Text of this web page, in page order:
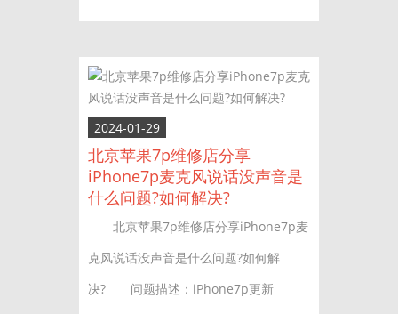
2024-01-29
北京苹果7p维修店分享
iPhone7p麦克风说话没声音是
什么问题?如何解决?
北京苹果7p维修店分享iPhone7p麦
克风说话没声音是什么问题?如何解
决? 问题描述：iPhone7p更新